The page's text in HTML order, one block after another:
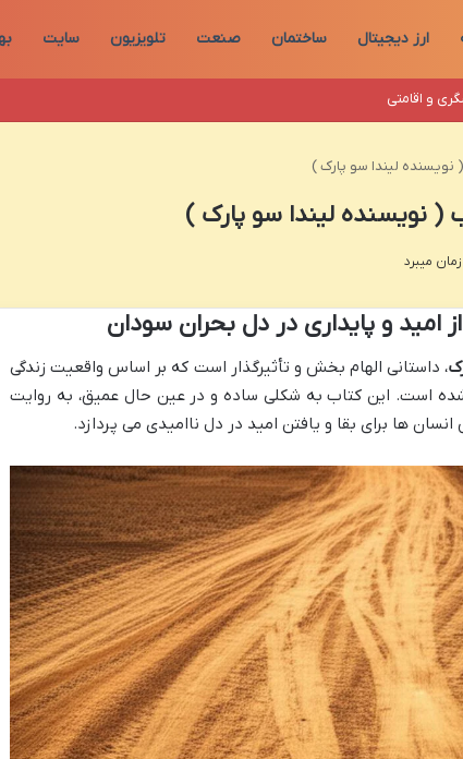
ارز دیجیتال ساختمان صنعت تلویزیون سایت
و اقامتی
لیندا سو پارک )
( نویسنده لیندا سو پارک )
امید و پایداری در دل بحران سودان
، داستانی الهام بخش و تأثیرگذار است که بر اساس واقعیت زندگی
است. این کتاب به شکلی ساده و در عین حال عمیق، به روایت
ها برای بقا و یافتن امید در دل ناامیدی می پردازد.